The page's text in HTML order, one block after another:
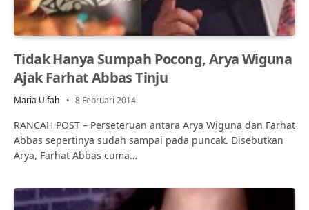
Tidak Hanya Sumpah Pocong, Arya Wiguna
Ajak Farhat Abbas Tinju
Maria Ulfah 8 Februari 2014
RANCAH POST – Perseteruan antara Arya Wiguna dan Farhat
Abbas sepertinya sudah sampai pada puncak. Disebutkan
Arya, Farhat Abbas cuma…